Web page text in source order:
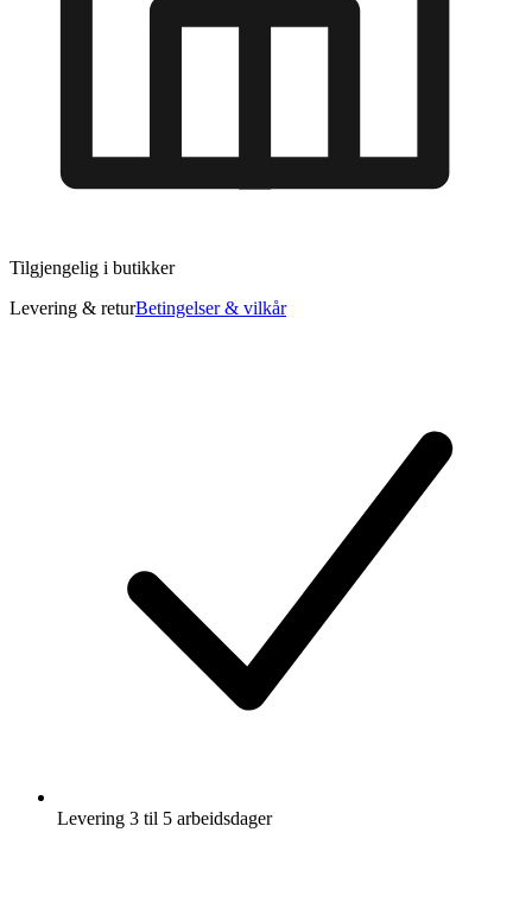
Tilgjengelig i butikker
Levering & returBetingelser & vilkår
Levering 3 til 5 arbeidsdager